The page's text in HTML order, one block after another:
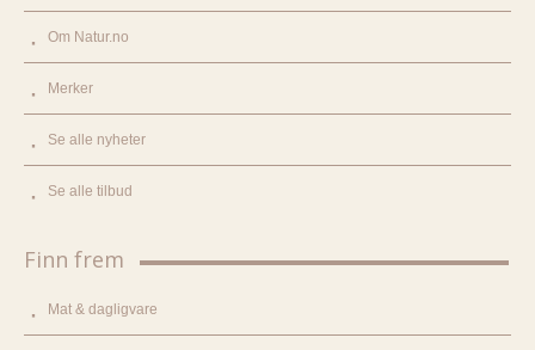
Om Natur.no
Merker
Se alle nyheter
Se alle tilbud
Finn frem
Mat & dagligvare